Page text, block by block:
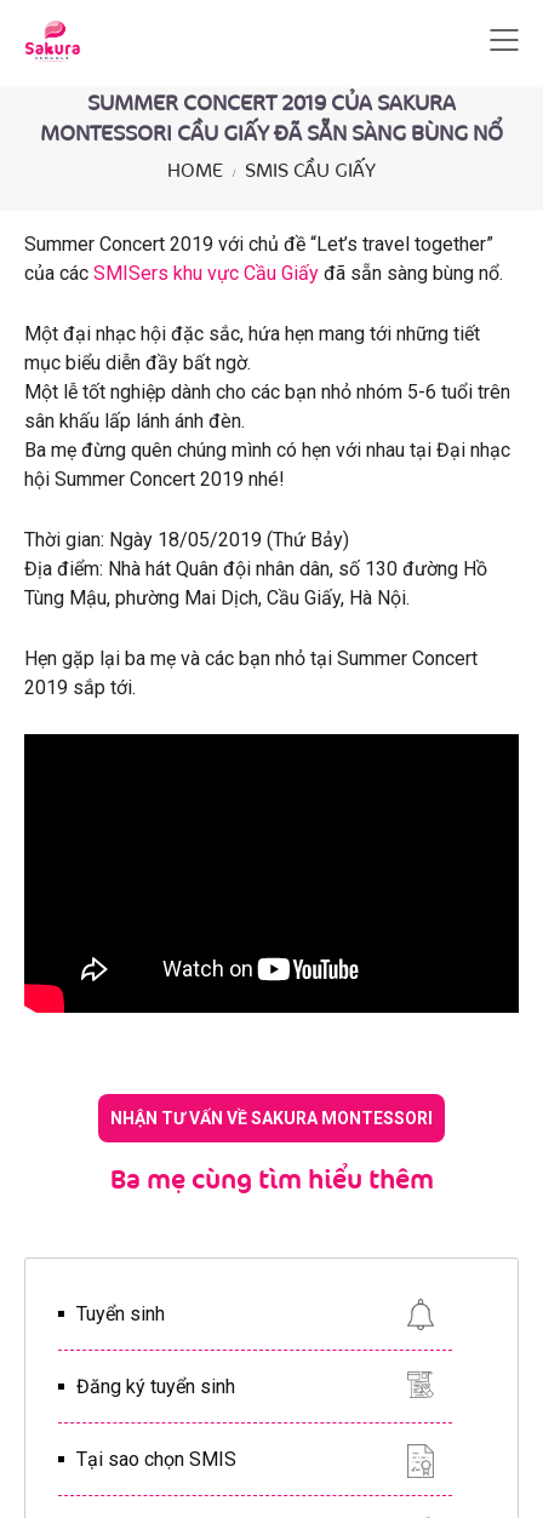
SUMMER CONCERT 2019 CỦA SAKURA
MONTESSORI CẦU GIẤY ĐÃ SẴN SÀNG BÙNG NỔ
HOME SMIS CẦU GIẤY
Summer Concert 2019 với chủ đề “Let’s travel together”
của các SMISers khu vực Cầu Giấy đã sẵn sàng bùng nổ.
Một đại nhạc hội đặc sắc, hứa hẹn mang tới những tiết
mục biểu diễn đầy bất ngờ.
Một lễ tốt nghiệp dành cho các bạn nhỏ nhóm 5-6 tuổi trên
sân khấu lấp lánh ánh đèn.
Ba mẹ đừng quên chúng mình có hẹn với nhau tại Đại nhạc
hội Summer Concert 2019 nhé!
Thời gian: Ngày 18/05/2019 (Thứ Bảy)
Địa điểm: Nhà hát Quân đội nhân dân, số 130 đường Hồ
Tùng Mậu, phường Mai Dịch, Cầu Giấy, Hà Nội.
Hẹn gặp lại ba mẹ và các bạn nhỏ tại Summer Concert
2019 sắp tới.
NHẬN TƯ VẤN VỀ SAKURA MONTESSORI
Ba mẹ cùng tìm hiểu thêm
Tuyển sinh
Đăng ký tuyển sinh
Tại sao chọn SMIS